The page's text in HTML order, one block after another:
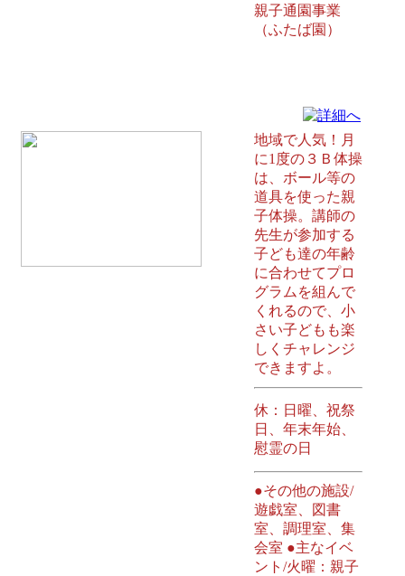
親子通園事業
（ふたば園）
地域で人気！月
に1度の３Ｂ体操
は、ボール等の
道具を使った親
子体操。講師の
先生が参加する
子ども達の年齢
に合わせてプロ
グラムを組んで
くれるので、小
さい子どもも楽
しくチャレンジ
できますよ。
休：日曜、祝祭
日、年末年始、
慰霊の日
●その他の施設/
遊戯室、図書
室、調理室、集
会室 ●主なイベ
ント/火曜：親子